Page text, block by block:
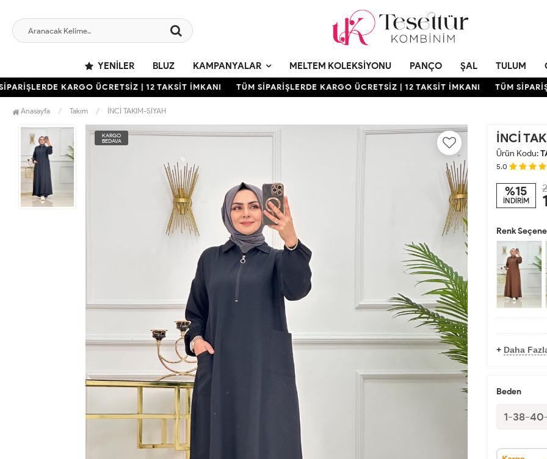
YENILER BLUZ KAMPANYALAR MELTEM KOLEKSIYONU PANÇO ŞAL TULUM
KARGO ÜCRETSİZ | 12 TAKSİT İMKANI TÜM SİPARİŞLERDE KARGO ÜCRETSİZ | 12 TAKSİT İMKANI TÜM
Anasayfa Takım İNCİ TAKIM-SİYAH
KARGO
BEDAVA
İNCİ
Ürün Kodu:
5.0
%15
İNDİRİM
Renk
+ Daha
Beden
1-38-